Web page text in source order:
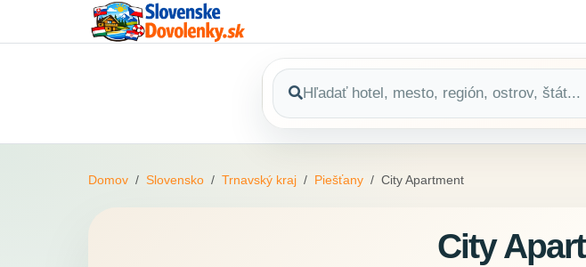
Domov Slovensko Trnavský kraj Piešťany City Apartment
City